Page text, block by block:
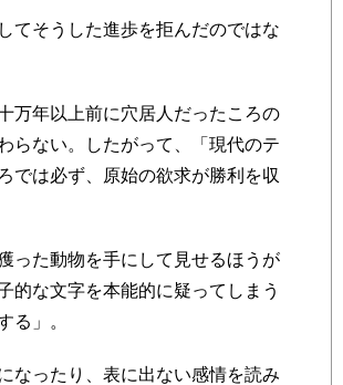
てそうした進歩を拒んだのではな
万年以上前に穴居人だったころの
らない。したがって、「現代のテ
では必ず、原始の欲求が勝利を収
った動物を手にして見せるほうが
的な文字を本能的に疑ってしまう
る」。
なったり、表に出ない感情を読み